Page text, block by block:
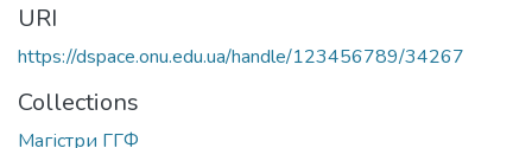
URI
https://dspace.onu.edu.ua/handle/123456789/34267
Collections
Магістри ГГФ